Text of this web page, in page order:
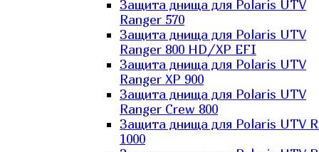
Защита днища для Polaris UTV
Ranger 570
Защита днища для Polaris UTV
Ranger 800 HD/XP EFI
Защита днища для Polaris UTV
Ranger XP 900
Защита днища для Polaris UTV
Ranger Сrew 800
Защита днища для Polaris UTV
1000